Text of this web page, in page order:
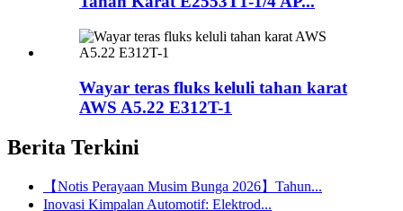
Wayar teras fluks keluli tahan karat
AWS A5.22 E312T-1
Berita Terkini
【Notis Perayaan Musim Bunga 2026】Tahun...
Inovasi Kimpalan Automotif: Elektrod...